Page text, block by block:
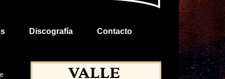
Discografía Contacto